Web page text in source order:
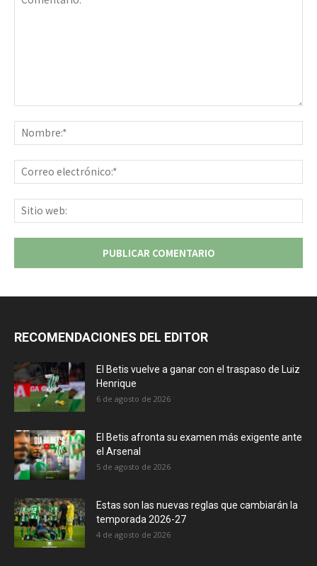
RECOMENDACIONES DEL EDITOR
El Betis vuelve a ganar con el traspaso de Luiz
Henrique
6 de agosto de 2026
El Betis afronta su examen más exigente ante
el Arsenal
5 de agosto de 2026
Estas son las nuevas reglas que cambiarán la
temporada 2026-27
4 de agosto de 2026